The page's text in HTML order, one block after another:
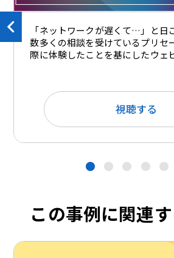
「ネットワークが遅くて…」と日
数多くの相談を受けているプリセ
際に体験したことを基にしたウェ
視聴する
● ● ● ● ●
この事例に関連